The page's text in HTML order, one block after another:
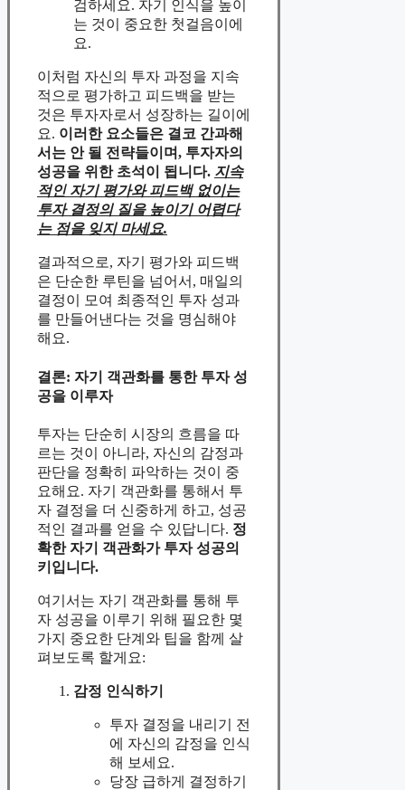
검하세요. 자기 인식을 높이
는 것이 중요한 첫걸음이에
요.
이처럼 자신의 투자 과정을 지속
적으로 평가하고 피드백을 받는
것은 투자자로서 성장하는 길이에
요. 이러한 요소들은 결코 간과해
서는 안 될 전략들이며, 투자자의
성공을 위한 초석이 됩니다. 지속
적인 자기 평가와 피드백 없이는
투자 결정의 질을 높이기 어렵다
는 점을 잊지 마세요.
결과적으로, 자기 평가와 피드백
은 단순한 루틴을 넘어서, 매일의
결정이 모여 최종적인 투자 성과
를 만들어낸다는 것을 명심해야
해요.
결론: 자기 객관화를 통한 투자 성
공을 이루자
투자는 단순히 시장의 흐름을 따
르는 것이 아니라, 자신의 감정과
판단을 정확히 파악하는 것이 중
요해요. 자기 객관화를 통해서 투
자 결정을 더 신중하게 하고, 성공
적인 결과를 얻을 수 있답니다. 정
확한 자기 객관화가 투자 성공의
키입니다.
여기서는 자기 객관화를 통해 투
자 성공을 이루기 위해 필요한 몇
가지 중요한 단계와 팁을 함께 살
펴보도록 할게요:
감정 인식하기
투자 결정을 내리기 전
에 자신의 감정을 인식
해 보세요.
당장 급하게 결정하기